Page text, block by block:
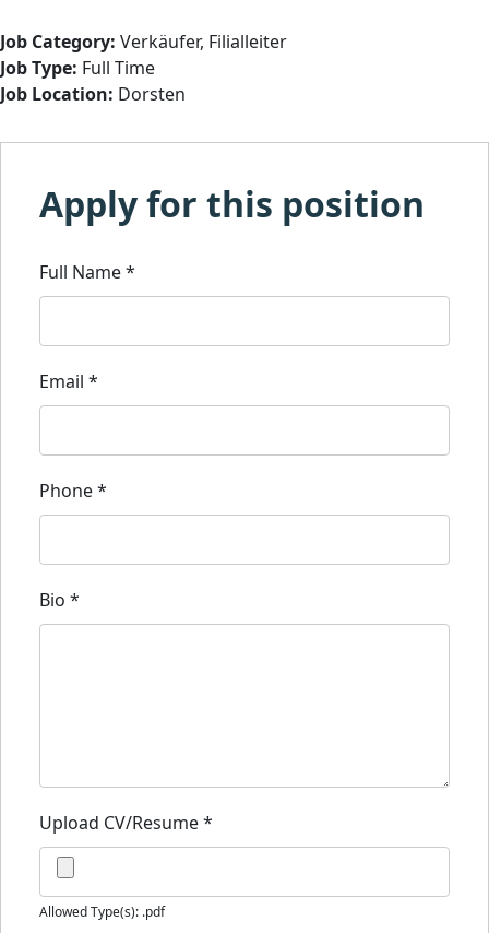
Job Category: Verkäufer Filialleiter
Job Type: Full Time
Job Location: Dorsten
Apply for this position
Full Name*
Email *
Phone*
Bio *
Upload CV/Resume*
Allowed Type(s): .pdf